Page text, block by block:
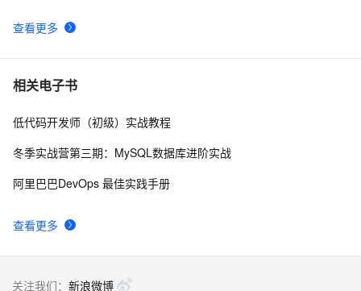
9 bootstrap32-响应式实用工具类
10
查看更多
相关电子书
查看更多
低代码开发师（初级）实战教程
冬季实战营第三期：MySQL数据库进阶实战
阿里巴巴DevOps 最佳实践手册
关注我们： 新浪微博